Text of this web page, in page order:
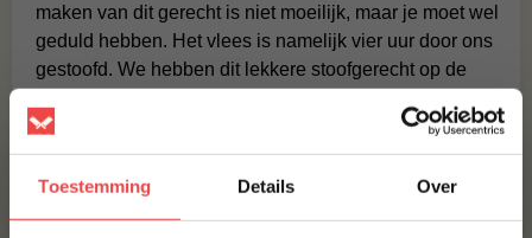
Toestemming Details Over
maken van dit gerecht is niet moeilijk, maar je moet wel
geduld hebben. Het vlees is namelijk vier uur door ons
gestoofd. We hebben dit lekkere stoofgerecht op de
Section 8
Ingrediënten